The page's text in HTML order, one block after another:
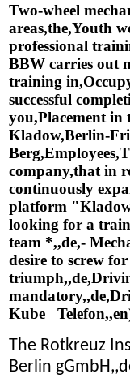
Two-wheel
areas,the,Youth
professional
BBW carries out
training
successful
you,Placement
Kladow,Berlin-
company,that in
continuously
platform "Kladow
looking for a
team *,,de,-
desire to screw
Kube
The Rotkreuz
Berlin